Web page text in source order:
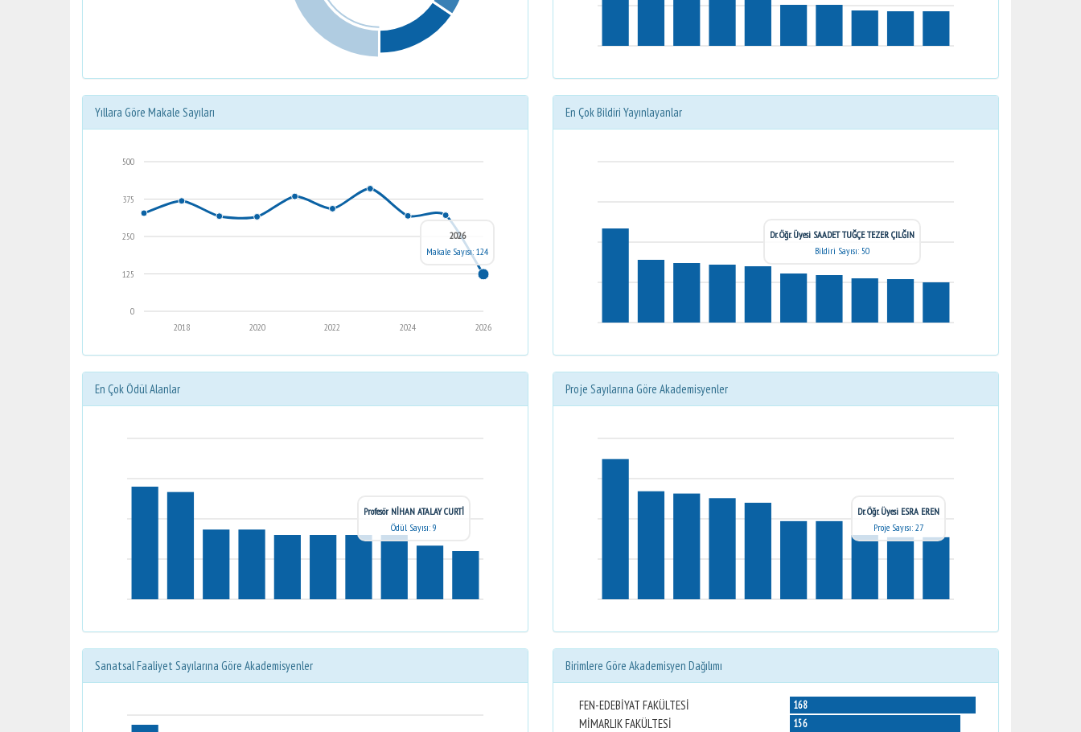
Yıllara Göre Makale Sayıları
0
125
250
375
500
2026
2024
2022
2020
2018
2026
Makale Sayısı: 124
En Çok Bildiri Yayınlayanlar
Dr. Öğr. Üyesi SAADET TUĞÇE TEZER ÇILĞIN
Bildiri Sayısı: 50
En Çok Ödül Alanlar
Profesör NİHAN ATALAY CURTİ
Ödül Sayısı: 9
Proje Sayılarına Göre Akademisyenler
Dr. Öğr. Üyesi ESRA EREN
Proje Sayısı: 27
Sanatsal Faaliyet Sayılarına Göre Akademisyenler Birimlere Göre Akademisyen Dağılımı
FEN-EDEBİYAT FAKÜLTESİ
MİMARLIK FAKÜLTESİ
168
156